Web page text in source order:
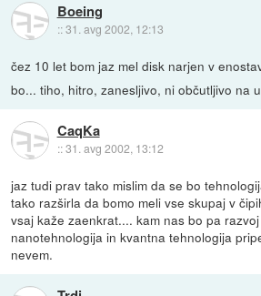
Boeing
::31. avg 2002, 12:13
čez 10 let bom jaz mel disk narjen v
bo... tiho, hitro, zanesljivo, ni občutljivo na
CaqKa
::31. avg 2002, 13:12
jaz tudi prav tako mislim da se bo
tako razširla da bomo meli vse skupaj v
vsaj kaže zaenkrat.... kam nas bo pa
nanotehnologija in kvantna tehnologija
nevem.